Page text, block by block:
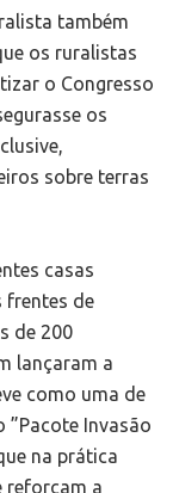
também
os ruralistas
o Congresso
os
sobre terras
casas
frentes de
de 200
lançaram a
como uma de
”Pacote Invasão
na prática
reforçam a